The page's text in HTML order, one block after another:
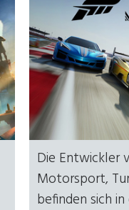
Die Entwickler
Motorsport,
befinden sich in